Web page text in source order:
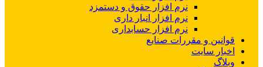
نرم افزار حقوق و دستمزد
نرم افزار انبار داری
نرم افزار حسابداری
قوانین و مقررات صنایع
اخبار سایت
وبلاگ